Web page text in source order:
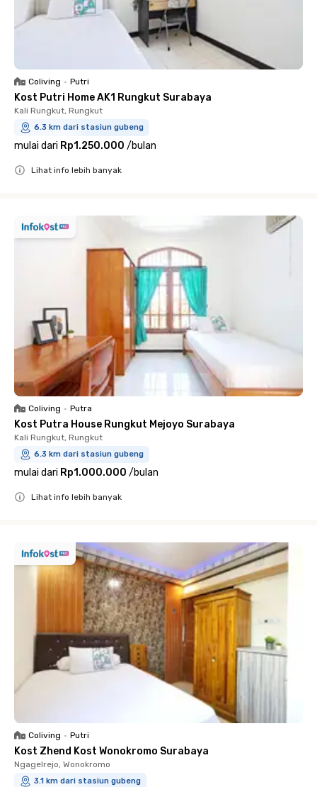
Coliving • Putri
Kost Putri Home AK1 Rungkut Surabaya
Kali Rungkut, Rungkut
6.3 km dari stasiun gubeng
mulai dari Rp1.250.000 /bulan
Lihat info lebih banyak
Coliving • Putra
Kost Putra House Rungkut Mejoyo Surabaya
Kali Rungkut, Rungkut
6.3 km dari stasiun gubeng
mulai dari Rp1.000.000 /bulan
Lihat info lebih banyak
Coliving • Putri
Kost Zhend Kost Wonokromo Surabaya
Ngagelrejo, Wonokromo
3.1 km dari stasiun gubeng